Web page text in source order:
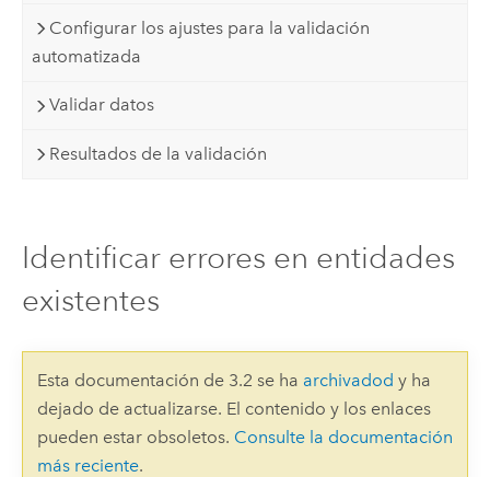
Configurar los ajustes para la validación
automatizada
Validar datos
Resultados de la validación
Identificar errores en entidades
existentes
Esta documentación de 3.2 se ha archivadod y ha
dejado de actualizarse. El contenido y los enlaces
pueden estar obsoletos. Consulte la documentación
más reciente.